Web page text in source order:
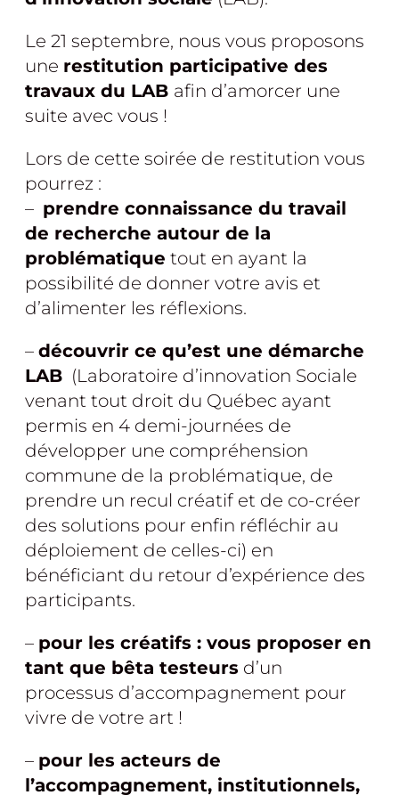
Le 21 septembre, nous vous proposons
une restitution participative des
travaux du LAB afin d’amorcer une
suite avec vous !
Lors de cette soirée de restitution vous
pourrez :
– prendre connaissance du travail
de recherche autour de la
problématique tout en ayant la
possibilité de donner votre avis et
d’alimenter les réflexions.
– découvrir ce qu’est une démarche
LAB (Laboratoire d’innovation Sociale
venant tout droit du Québec ayant
permis en 4 demi-journées de
développer une compréhension
commune de la problématique, de
prendre un recul créatif et de co-créer
des solutions pour enfin réfléchir au
déploiement de celles-ci) en
bénéficiant du retour d’expérience des
participants.
– pour les créatifs : vous proposer en
tant que bêta testeurs d’un
processus d’accompagnement pour
vivre de votre art !
– pour les acteurs de
l’accompagnement, institutionnels,